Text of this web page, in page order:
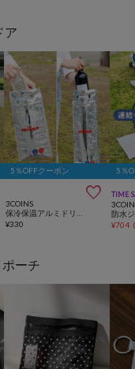
ア
5％OFFクーポン

3COINS
¥330
5％
TIME
¥704
ーチ